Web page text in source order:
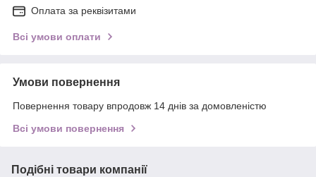
Оплата за реквізитами
Всі умови оплати
Умови повернення
Повернення товару впродовж 14 днів за домовленістю
Всі умови повернення
Подібні товари компанії